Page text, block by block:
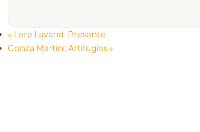
« Lore Lavand: Presente
Gonza Martini: Artilugios »